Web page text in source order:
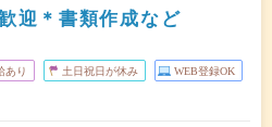
迎＊書類作成など
あり 土日祝日が休み WEB登録OK